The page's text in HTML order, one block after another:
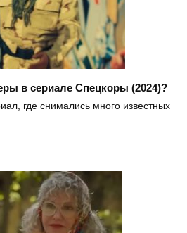
в сериале Спецкоры (2024)?
где снимались много известных